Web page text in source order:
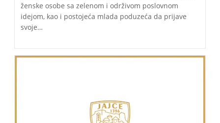
ženske osobe sa zelenom i održivom poslovnom
idejom, kao i postojeća mlada poduzeća da prijave
svoje…